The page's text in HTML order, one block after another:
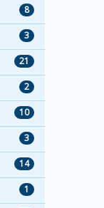
8
3
21
2
10
3
14
1